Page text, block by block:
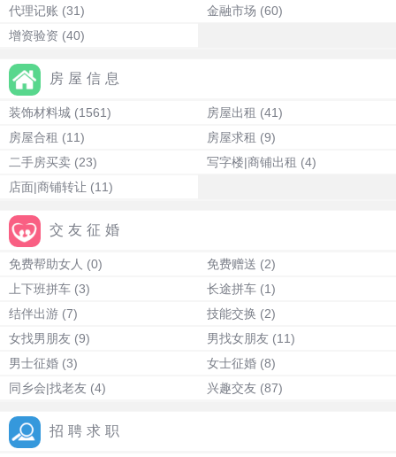
代理记账 (31) 金融市场 (60)
增资验资 (40)
房屋信息
装饰材料城 (1561) 房屋出租 (41)
房屋合租 (11) 房屋求租 (9)
二手房买卖 (23) 写字楼|商铺出租 (4)
店面|商铺转让 (11)
交友征婚
免费帮助女人 (0) 免费赠送 (2)
上下班拼车 (3) 长途拼车 (1)
结伴出游 (7) 技能交换 (2)
女找男朋友 (9) 男找女朋友 (11)
男士征婚 (3) 女士征婚 (8)
同乡会|找老友 (4) 兴趣交友 (87)
招聘求职